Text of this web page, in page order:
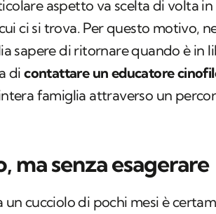
aspetto va scelta di volta
ci si trova. Per questo motivo,
sapere di ritornare quando è in
dicontattare un educatore
famiglia attraverso un
ma senza esagerare
un cucciolo di pochi mesi è